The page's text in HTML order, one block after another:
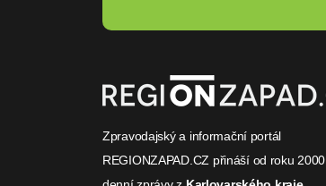
Zpravodajský a informační portál
REGIONZAPAD.CZ přináší od roku 2000